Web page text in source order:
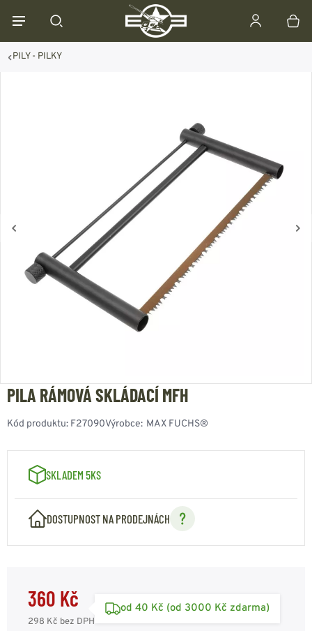
PILY - PILKY
PILA RÁMOVÁ SKLÁDACÍ MFH
Kód produktu: F27090Výrobce: MAX FUCHS®
SKLADEM 5KS
DOSTUPNOST NA PRODEJNÁCH
360 Kč
298 Kč bez DPH
od 40 Kč (od 3000 Kč zdarma)